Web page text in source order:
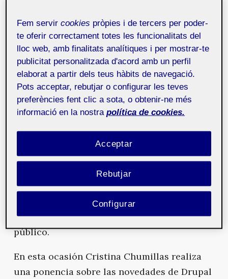
ElWebCates el punto de encuentro entre
profesionales del sector web
(desarrolladores, diseñadores,
emprendedores, etc.) abierto a cualquier
persona interesada en esta parcela.
Dentro de WebCat se abordan asuntos
diversos, tanto de forma introductoria como
especializada, mediante breves exposiciones
de no más de quince minutos con el objetivo
de trabajar y transmitir una idea concreta al
público.
En esta ocasión Cristina Chumillas realiza
una ponencia sobre las novedades de Drupal
Fem servircookies pròpies i de tercers per poder-
te oferir correctament totes les funcionalitats del
lloc web, amb finalitats analítiques i per mostrar-te
publicitat personalitzada d'acord amb un perfil
elaborat a partir dels teus hàbits de navegació.
Pots acceptar, rebutjar o configurar les teves
preferències fent clic a sota, o obtenir-ne més
informació en la nostra política de cookies.
Rebutjar
Acceptar
Configurar